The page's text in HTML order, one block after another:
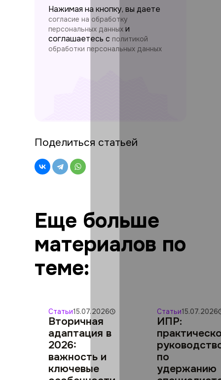
Нажимая на кнопку, вы даете
согласие на обработку
персональных данных и
соглашаетесь c политикой
обработки персональных данных
Поделиться статьей
Еще больше
материалов по
теме:
Статьи15.07.2026
Вторичная
адаптация в
2026:
важность и
ключевые
Статьи15.07.2026
ИПР:
по
удержанию